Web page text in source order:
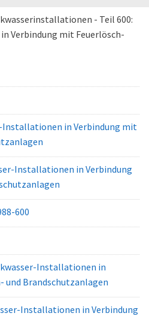
- Teil 600:
Verbindung mit Feuerlösch-
Installationen in Verbindung mit
Installationen in Verbindung
600
Installationen in
und Brandschutzanlagen
Installationen in Verbindung